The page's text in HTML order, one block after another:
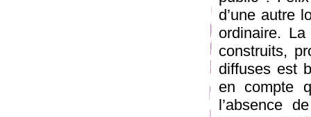
d’une autre
ordinaire.
construits,
diffuses est
en compte
l’absence